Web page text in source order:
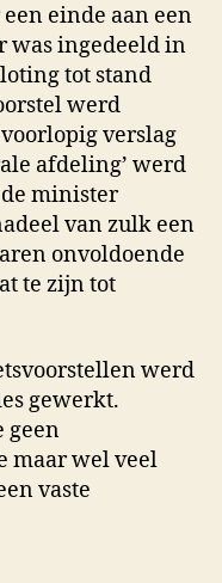
einde aan een
was ingedeeld in
tot stand
werd
verslag
afdeling’ werd
minister
van zulk een
onvoldoende
te zijn tot
werd
gewerkt.
geen
maar wel veel
vaste